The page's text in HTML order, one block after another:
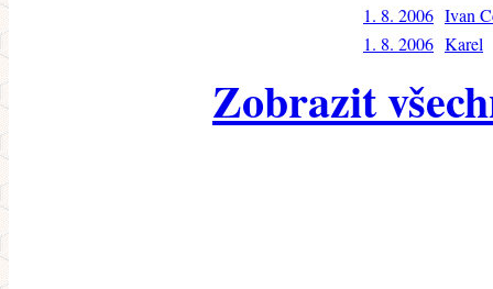
1. 8. 2006 Ivan
1. 8. 2006 Karel
Zobrazit